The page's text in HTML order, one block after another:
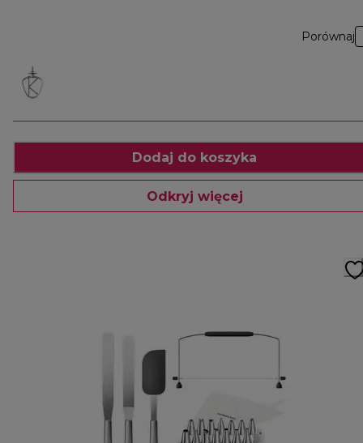
Porównaj
Dodaj do koszyka
Odkryj więcej